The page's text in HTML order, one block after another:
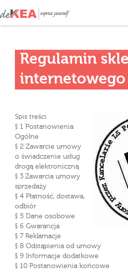
Regulamin
internetowego
Spis treści
§ 1 Postanowienia
Ogólne
§ 2 Zawarcie umowy
o świadczenie usług
drogą elektroniczną
§ 3 Zawarcia umowy
sprzedaży
§ 4 Płatność, dostawa,
odbiór
§ 5 Dane osobowe
§ 6 Gwarancja
§ 7 Reklamacje
§ 8 Odstąpienia od umowy
§ 9 Informacje dodatkowe
§ 10 Postanowienia końcowe